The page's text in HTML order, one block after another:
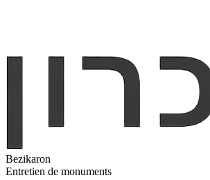
Bezikaron
Entretien de monuments